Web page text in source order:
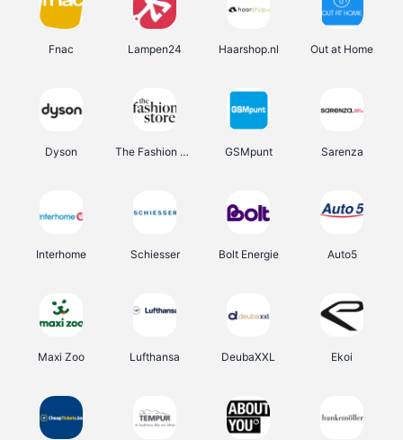
Fnac Lampen24 Haarshop.nl Out at Home
Dyson The Fashion Store GSMpunt Sarenza
Interhome Schiesser Bolt Energie Auto5
Maxi Zoo Lufthansa DeubaXXL Ekoi